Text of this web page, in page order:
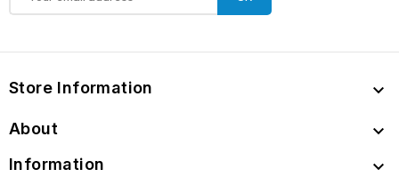
Store Information 
About 
Information 